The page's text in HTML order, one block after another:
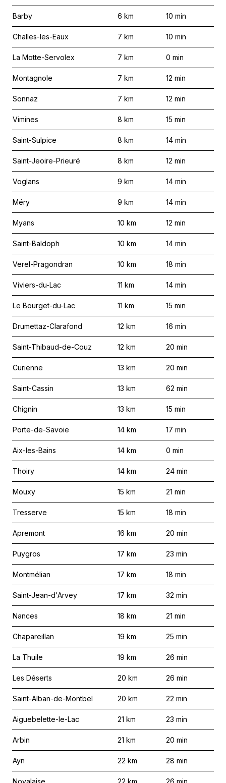
Barby 6 km 10 min
Challes-les-Eaux 7 km 10 min
La Motte-Servolex 7 km 0 min
Montagnole 7 km 12 min
Sonnaz 7 km 12 min
Vimines 8 km 15 min
Saint-Sulpice 8 km 14 min
Saint-Jeoire-Prieuré 8 km 12 min
Voglans 9 km 14 min
Méry 9 km 14 min
Myans 10 km 12 min
Saint-Baldoph 10 km 14 min
Verel-Pragondran 10 km 18 min
Viviers-du-Lac 11 km 14 min
Le Bourget-du-Lac 11 km 15 min
Drumettaz-Clarafond 12 km 16 min
Saint-Thibaud-de-Couz 12 km 20 min
Curienne 13 km 20 min
Saint-Cassin 13 km 62 min
Chignin 13 km 15 min
Porte-de-Savoie 14 km 17 min
Aix-les-Bains 14 km 0 min
Thoiry 14 km 24 min
Mouxy 15 km 21 min
Tresserve 15 km 18 min
Apremont 16 km 20 min
Puygros 17 km 23 min
Montmélian 17 km 18 min
Saint-Jean-d'Arvey 17 km 32 min
Nances 18 km 21 min
Chapareillan 19 km 25 min
La Thuile 19 km 26 min
Les Déserts 20 km 26 min
Saint-Alban-de-Montbel 20 km 22 min
Aiguebelette-le-Lac 21 km 23 min
Arbin 21 km 20 min
Ayn 22 km 28 min
Novalaise 22 km 26 min